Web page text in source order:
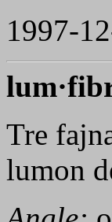
1997-
Tre
lumon